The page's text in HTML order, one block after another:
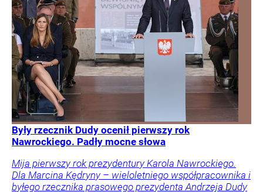
Były rzecznik Dudy ocenił pierwszy rok
Nawrockiego. Padły mocne słowa
Mija pierwszy rok prezydentury Karola Nawrockiego.
Dla Marcina Kędryny – wieloletniego współpracownika i
byłego rzecznika prasowego prezydenta Andrzeja Dudy